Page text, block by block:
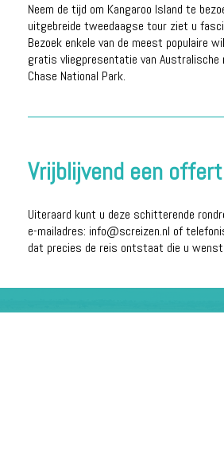
Neem de tijd om Kangaroo Island te
uitgebreide tweedaagse tour ziet u
Bezoek enkele van de meest populaire
gratis vliegpresentatie van Australische
Chase National Park.
Vrijblijvend een
Uiteraard kunt u deze schitterende
e-mailadres: info@screizen.nl of
dat precies de reis ontstaat die u wenst.